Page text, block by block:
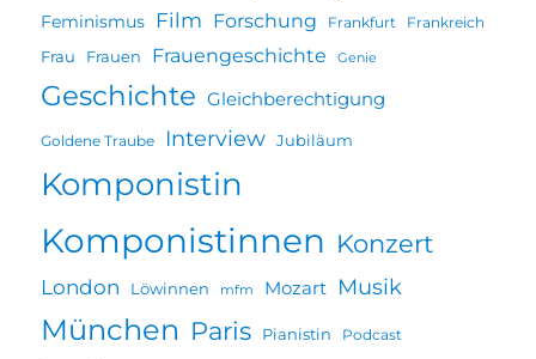
Feminismus Film Forschung Frankfurt Frankreich
Frau Frauen Frauengeschichte Genie
Geschichte Gleichberechtigung
Goldene Traube Interview Jubiläum
Komponistin
Komponistinnen Konzert
London Löwinnen mfm Mozart Musik
München Paris Pianistin Podcast